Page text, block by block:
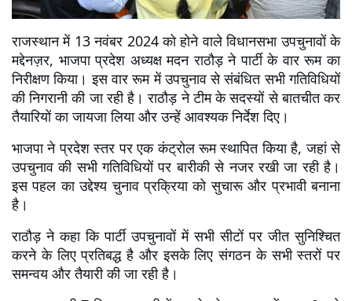
राजस्थान में 13 नवंबर 2024 को होने वाले विधानसभा उपचुनावों के
मद्देनज़र, भाजपा प्रदेश अध्यक्ष मदन राठौड़ ने पार्टी के वार रूम का
निरीक्षण किया। इस वार रूम में उपचुनाव से संबंधित सभी गतिविधियों
की निगरानी की जा रही है। राठौड़ ने टीम के सदस्यों से बातचीत कर
तैयारियों का जायजा लिया और उन्हें आवश्यक निर्देश दिए।
भाजपा ने प्रदेश स्तर पर एक कंट्रोल रूम स्थापित किया है, जहां से
उपचुनाव की सभी गतिविधियों पर बारीकी से नजर रखी जा रही है।
इस पहल का उद्देश्य चुनाव प्रक्रिया को सुचारू और प्रभावी बनाना
है।
राठौड़ ने कहा कि पार्टी उपचुनावों में सभी सीटों पर जीत सुनिश्चित
करने के लिए प्रतिबद्ध है और इसके लिए संगठन के सभी स्तरों पर
समन्वय और तैयारी की जा रही है।